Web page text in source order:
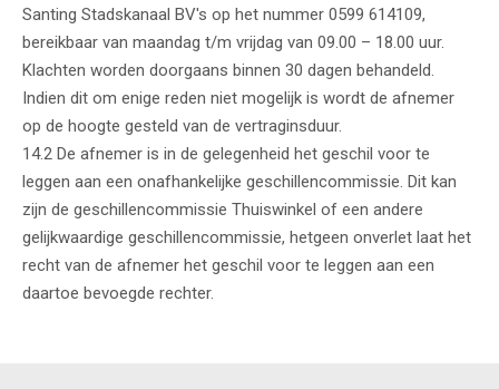
Santing Stadskanaal BV's op het nummer 0599 614109,
bereikbaar van maandag t/m vrijdag van 09.00 – 18.00 uur.
Klachten worden doorgaans binnen 30 dagen behandeld.
Indien dit om enige reden niet mogelijk is wordt de afnemer
op de hoogte gesteld van de vertraginsduur.
14.2 De afnemer is in de gelegenheid het geschil voor te
leggen aan een onafhankelijke geschillencommissie. Dit kan
zijn de geschillencommissie Thuiswinkel of een andere
gelijkwaardige geschillencommissie, hetgeen onverlet laat het
recht van de afnemer het geschil voor te leggen aan een
daartoe bevoegde rechter.